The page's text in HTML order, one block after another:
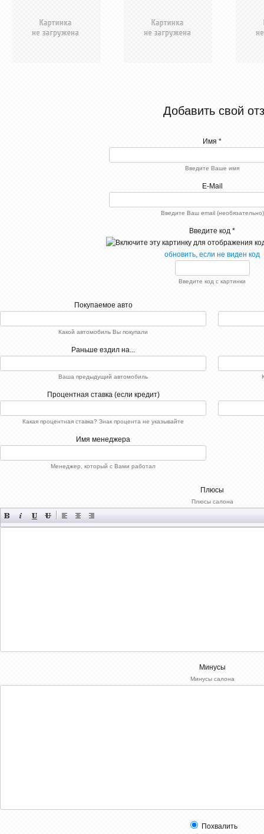
Добавить свой
Имя *
Введите Ваше имя
E-Mail
Введите Ваш email (необязательно)
Введите код *
обновить, если не виден код
Введите код с картинки
Покупаемое авто
Какой автомобиль Вы покупали
Раньше ездил на...
Ваша предыдущий автомобиль
Процентная ставка (если кредит)
Какая процентная ставка? Знак процента не указывайте
Имя менеджера
Менеджер, который с Вами работал
Плюсы
Плюсы салона
Минусы
Минусы салона
Похвалить